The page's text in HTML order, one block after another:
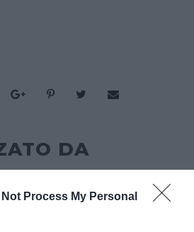
Not Process My Personal
DA